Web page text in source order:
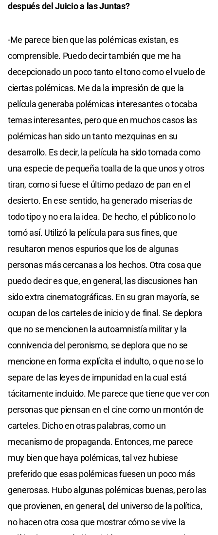
después del Juicio a las Juntas?
-Me parece bien que las polémicas existan, es
comprensible. Puedo decir también que me ha
decepcionado un poco tanto el tono como el vuelo de
ciertas polémicas. Me da la impresión de que la
película generaba polémicas interesantes o tocaba
temas interesantes, pero que en muchos casos las
polémicas han sido un tanto mezquinas en su
desarrollo. Es decir, la película ha sido tomada como
una especie de pequeña toalla de la que unos y otros
tiran, como si fuese el último pedazo de pan en el
desierto. En ese sentido, ha generado miserias de
todo tipo y no era la idea. De hecho, el público no lo
tomó así. Utilizó la película para sus fines, que
resultaron menos espurios que los de algunas
personas más cercanas a los hechos. Otra cosa que
puedo decir es que, en general, las discusiones han
sido extra cinematográficas. En su gran mayoría, se
ocupan de los carteles de inicio y de final. Se deplora
que no se mencionen la autoamnistía militar y la
connivencia del peronismo, se deplora que no se
mencione en forma explícita el indulto, o que no se lo
separe de las leyes de impunidad en la cual está
tácitamente incluido. Me parece que tiene que ver con
personas que piensan en el cine como un montón de
carteles. Dicho en otras palabras, como un
mecanismo de propaganda. Entonces, me parece
muy bien que haya polémicas, tal vez hubiese
preferido que esas polémicas fuesen un poco más
generosas. Hubo algunas polémicas buenas, pero las
que provienen, en general, del universo de la política,
no hacen otra cosa que mostrar cómo se vive la